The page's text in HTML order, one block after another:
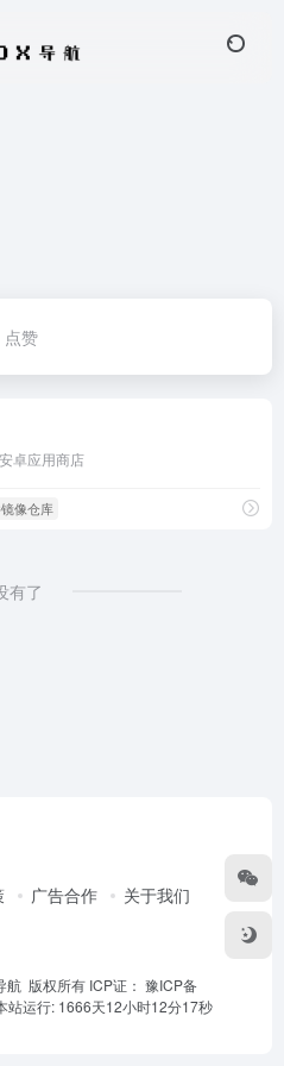
点赞
卓应用商店
像仓库
有了
广告合作 关于我们
版权所有 ICP证： 豫ICP备
站运行: 1666天12小时12分17秒